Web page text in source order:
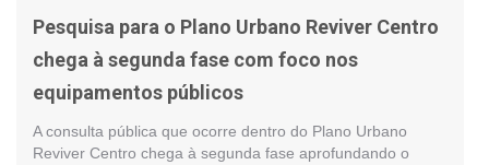
Pesquisa para o Plano Urbano Reviver Centro
chega à segunda fase com foco nos
equipamentos públicos
A consulta pública que ocorre dentro do Plano Urbano
Reviver Centro chega à segunda fase aprofundando o